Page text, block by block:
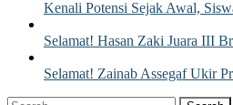
Kenali Potensi Sejak Awal,
Selamat! Hasan Zaki Juara III
Selamat! Zainab Assegaf Ukir